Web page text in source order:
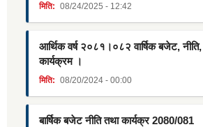
मिति: 08/24/2025 - 12:42
आर्थिक वर्ष २०८१।०८२ वार्षिक बजेट,
कार्यक्रम ।
मिति: 08/20/2024 - 00:00
बार्षिक बजेट नीति तथा कार्यक्र 2080/081